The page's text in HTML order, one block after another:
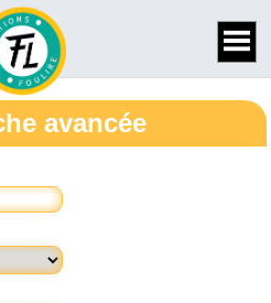
avancée